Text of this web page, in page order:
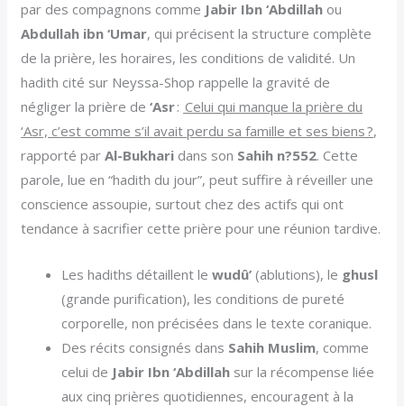
par des compagnons comme Jabir Ibn ‘Abdillah ou
Abdullah ibn ‘Umar, qui précisent la structure complète
de la prière, les horaires, les conditions de validité. Un
hadith cité sur Neyssa-Shop rappelle la gravité de
négliger la prière de‘Asr: Celui qui manque la prière du
‘Asr, c’est comme s’il avait perdu sa famille et ses biens ?,
rapporté parAl-Bukhari dans son Sahih n?552. Cette
parole, lue en “hadith du jour”, peut suffire à réveiller une
conscience assoupie, surtout chez des actifs qui ont
tendance à sacrifier cette prière pour une réunion tardive.
Les hadiths détaillent lewudû’ (ablutions), le ghusl
(grande purification), les conditions de pureté
corporelle, non précisées dans le texte coranique.
Des récits consignés dans Sahih Muslim, comme
celui de Jabir Ibn ‘Abdillah sur la récompense liée
aux cinq prières quotidiennes, encouragent à la